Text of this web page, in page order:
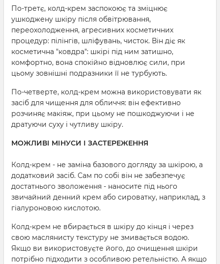
По-третє, колд-крем заспокоює та зміцнює
ушкоджену шкіру після обвітрювання,
переохолодження, агресивних косметичних
процедур: пілінгів, шліфувань, чисток. Він діє як
косметична "ковдра": шкірі під ним затишно,
комфортно, вона спокійно відновлює сили, при
цьому зовнішні подразники її не турбують.
По-четверте, колд-крем можна використовувати як
засіб для чищення для обличчя: він ефективно
розчиняє макіяж, при цьому не пошкоджуючи і не
дратуючи суху і чутливу шкіру.
МОЖЛИВІ МІНУСИ І ЗАСТЕРЕЖЕННЯ
Колд-крем - не заміна базового догляду за шкірою, а
додатковий засіб. Сам по собі він не забезпечує
достатнього зволоження - наносите під нього
звичайний денний крем або сироватку, наприклад, з
гіалуроновою кислотою.
Колд-крем не вбирається в шкіру до кінця і через
свою маслянисту текстуру не змивається водою.
Якщо ви використовуєте його, до очищення шкіри
потрібно підходити з особливою ретельністю. А якщо